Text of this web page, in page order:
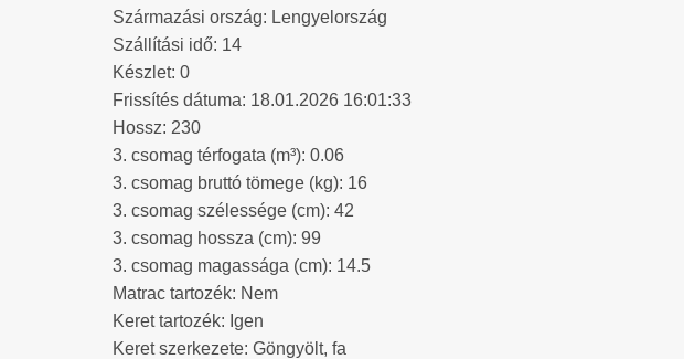
Származási ország: Lengyelország
Szállítási idő: 14
Készlet: 0
Frissítés dátuma: 18.01.2026 16:01:33
Hossz: 230
3. csomag térfogata (m³): 0.06
3. csomag bruttó tömege (kg): 16
3. csomag szélessége (cm): 42
3. csomag hossza (cm): 99
3. csomag magassága (cm): 14.5
Matrac tartozék: Nem
Keret tartozék: Igen
Keret szerkezete: Göngyölt, fa